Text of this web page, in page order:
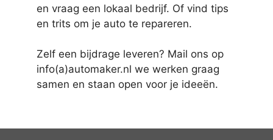
en vraag een lokaal bedrijf. Of vind tips
en trits om je auto te repareren.
Zelf een bijdrage leveren? Mail ons op
info(a)automaker.nl we werken graag
samen en staan open voor je ideeën.